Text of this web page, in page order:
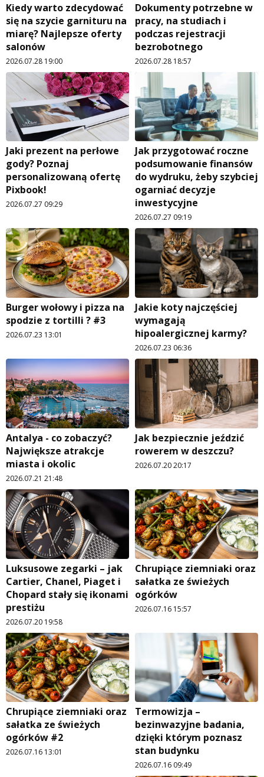
Kiedy warto zdecydować
się na szycie garnituru na
miarę? Najlepsze oferty
salonów
2026.07.28 19:00
Dokumenty potrzebne w
pracy, na studiach i
podczas rejestracji
bezrobotnego
2026.07.28 18:57
Jaki prezent na perłowe
gody? Poznaj
personalizowaną ofertę
Pixbook!
2026.07.27 09:29
Jak przygotować roczne
podsumowanie finansów
do wydruku, żeby szybciej
ogarniać decyzje
inwestycyjne
2026.07.27 09:19
Burger wołowy i pizza na
spodzie z tortilli ? #3
2026.07.23 13:01
Jakie koty najczęściej
wymagają
hipoalergicznej karmy?
2026.07.23 06:36
Antalya - co zobaczyć?
Największe atrakcje
miasta i okolic
2026.07.21 21:48
Jak bezpiecznie jeździć
rowerem w deszczu?
2026.07.20 20:17
Luksusowe zegarki – jak
Cartier, Chanel, Piaget i
Chopard stały się ikonami
prestiżu
2026.07.20 19:58
Chrupiące ziemniaki oraz
sałatka ze świeżych
ogórków
2026.07.16 15:57
Chrupiące ziemniaki oraz
sałatka ze świeżych
ogórków #2
2026.07.16 13:01
Termowizja –
bezinwazyjne badania,
dzięki którym poznasz
stan budynku
2026.07.16 09:49